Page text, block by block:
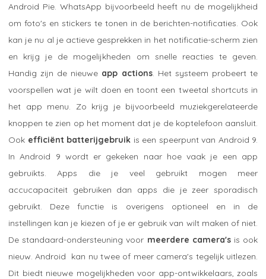
Android Pie. WhatsApp bijvoorbeeld heeft nu de mogelijkheid
om foto's en stickers te tonen in de berichten-notificaties. Ook
kan je nu al je actieve gesprekken in het notificatie-scherm zien
en krijg je de mogelijkheden om snelle reacties te geven.
Handig zijn de nieuwe app actions. Het systeem probeert te
voorspellen wat je wilt doen en toont een tweetal shortcuts in
het app menu. Zo krijg je bijvoorbeeld muziekgerelateerde
knoppen te zien op het moment dat je de koptelefoon aansluit.
Ook efficiënt batterijgebruik is een speerpunt van Android 9.
In Android 9 wordt er gekeken naar hoe vaak je een app
gebruikts. Apps die je veel gebruikt mogen meer
accucapaciteit gebruiken dan apps die je zeer sporadisch
gebruikt. Deze functie is overigens optioneel en in de
instellingen kan je kiezen of je er gebruik van wilt maken of niet.
De standaard-ondersteuning voor meerdere camera'sis ook
nieuw. Android kan nu twee of meer camera's tegelijk uitlezen.
Dit biedt nieuwe mogelijkheden voor app-ontwikkelaars, zoals